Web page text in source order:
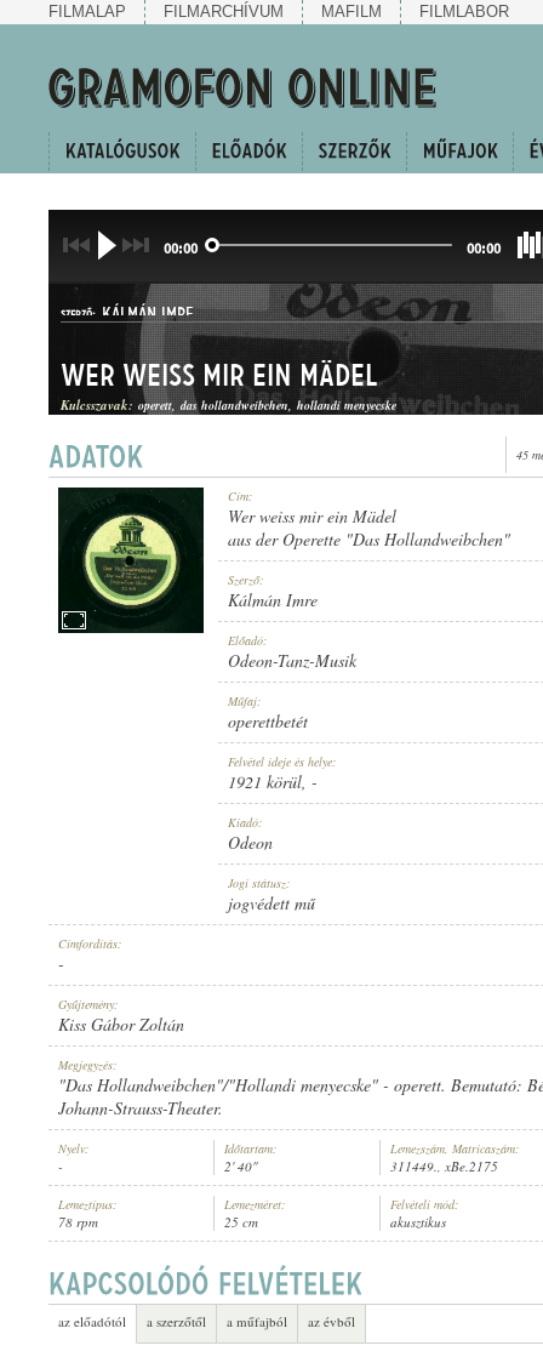
FILMALAP FILMARCHÍVUM MAFILM FILMLABOR
00:00 00:00
ELŐADÓ: ODEON-TANZ-MUSIK
SZERZŐ: KÁLMÁN IMRE
OPERETTBETÉT
1921 KÖRÜL
311449.
Wer weiss mir ein Mädel
Kulcsszavak: operett das hollandweibchen hollandi menyecske
45
Cím:
Wer weiss mir ein Mädel
aus der Operette "Das Hollandweibchen"
Szerző:
Kálmán Imre
Előadó:
Odeon-Tanz-Musik
Műfaj:
operettbetét
Felvétel ideje és helye:
1921 körül, -
Kiadó:
Odeon
Jogi státusz:
jogvédett mű
Címfordítás:
-
Gyűjtemény:
Kiss Gábor Zoltán
Megjegyzés:
"Das Hollandweibchen"/"Hollandi menyecske" - operett. Bemutató:
Johann-Strauss-Theater.
Nyelv:
-
Időtartam:
2' 40"
Lemezszám, Matricaszám:
311449., xBe.2175
Lemeztípus:
78 rpm
Lemezméret:
25 cm
Felvételi mód:
akusztikus
az előadótól a szerzőtől a műfajból az évből